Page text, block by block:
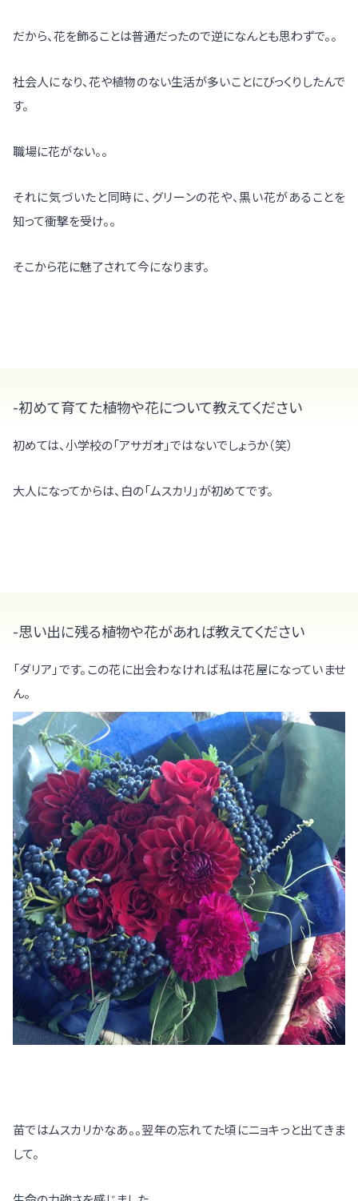
だから、花を飾ることは普通だったので逆になんとも思わずで。。
社会人になり、花や植物のない生活が多いことにびっくりしたんで
す。
職場に花がない。。
それに気づいたと同時に、グリーンの花や、黒い花があることを
知って衝撃を受け。。
そこから花に魅了されて今になります。
-初めて育てた植物や花について教えてください
初めては、小学校の「アサガオ」ではないでしょうか（笑）
大人になってからは、白の「ムスカリ」が初めてです。
-思い出に残る植物や花があれば教えてください
「ダリア」です。この花に出会わなければ私は花屋になっていませ
ん。
苗ではムスカリかなあ。。翌年の忘れてた頃にニョキっと出てきま
して。